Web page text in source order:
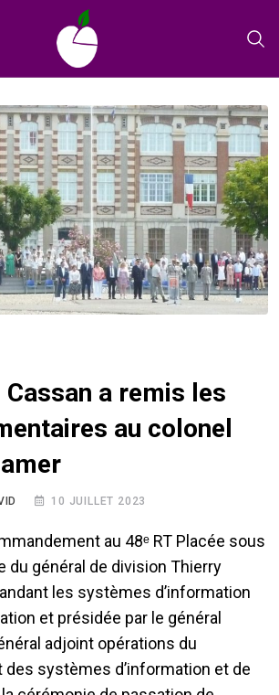
a remis les
au colonel
10 JUILLET 2023
au 48ᵉ RT Placée sous
du général de division Thierry
les systèmes d’information
et présidée par le général
adjoint opérations du
systèmes d’information et de